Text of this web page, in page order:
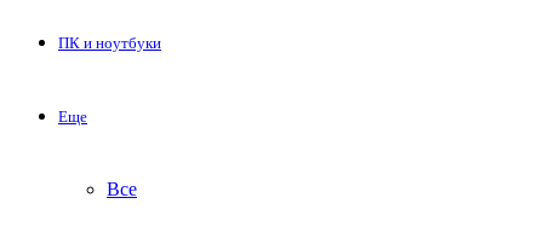
ПК и ноутбуки
Еще
Все